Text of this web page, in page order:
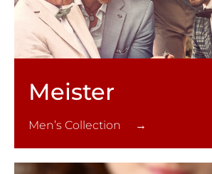
Meister
Men’s Collection →